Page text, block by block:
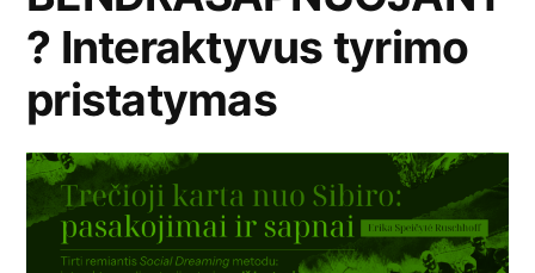
? Interaktyvus tyrimo
pristatymas